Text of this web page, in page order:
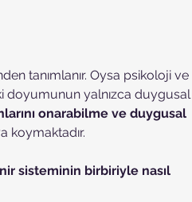
tanımlanır. Oysa psikoloji ve
doyumunun yalnızca duygusal
onarabilme ve duygusal
koymaktadır.
sisteminin birbiriyle nasıl